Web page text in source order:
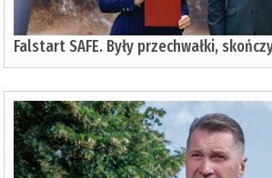
Falstart SAFE. Były przechwałki,